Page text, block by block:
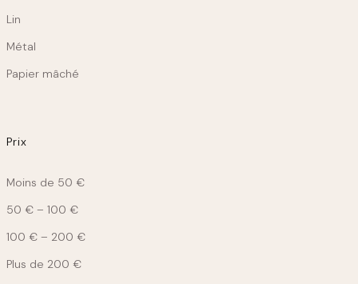
Lin
Métal
Papier mâché
Prix
Moins de 50 €
50 € – 100 €
100 € – 200 €
Plus de 200 €